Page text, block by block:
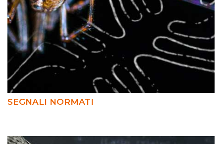
SEGNALI NORMATI